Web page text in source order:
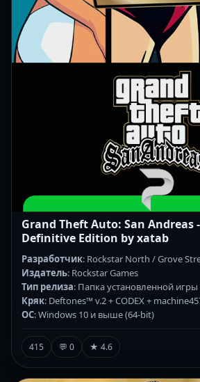
Grand Theft Auto: San Andreas
Definitive Edition by xatab
Разработчик: Rockstar North / Grove
Издатель: Rockstar Games
Тип релиза: Папка установленной игры
Кряк: Deftones™ v.2 + CODEX +
ОС: Windows 10 и выше (64-bit)
415 💬 0 ★ 4.6